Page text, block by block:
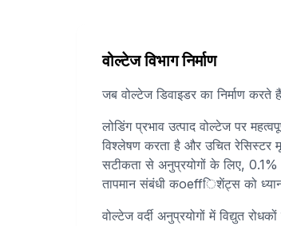
वोल्टेज विभाग निर्माण
जब वोल्टेज डिवाइडर का निर्माण करते
लोडिंग प्रभाव उत्पाद वोल्टेज पर
विश्लेषण करता है और उचित रेसिस्टर
सटीकता से अनुप्रयोगों के लिए,
तापमान संबंधी कoeffिशेंट्स को
वोल्टेज वर्दी अनुप्रयोगों में विद्युत